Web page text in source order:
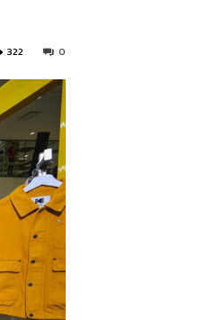
0
322